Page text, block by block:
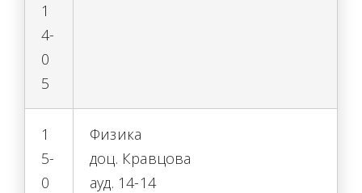
1
4-
0
5
1
5-
0
Физика
доц. Кравцова
ауд. 14-14